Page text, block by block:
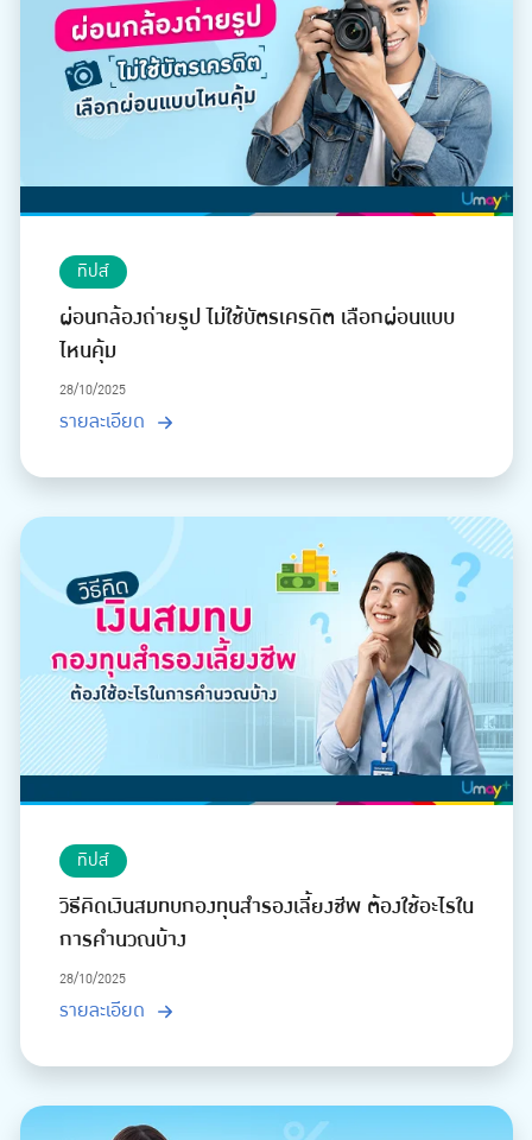
ทิปส์
ผ่อนกล้องถ่ายรูป ไม่ใช้บัตรเครดิต เลือกผ่อนแบบ
ไหนคุ้ม
28/10/2025
รายละเอียด
ทิปส์
วิธีคิดเงินสมทบกองทุนสำรองเลี้ยงชีพ ต้องใช้อะไรใน
การคำนวณบ้าง
28/10/2025
รายละเอียด